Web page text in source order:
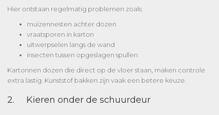
Hier ontstaan regelmatig problemen zoals:
muizennesten achter dozen
vraatsporen in karton
uitwerpselen langs de wand
insecten tussen opgeslagen spullen
Kartonnen dozen die direct op de vloer staan, maken controle
extra lastig. Kunststof bakken zijn vaak een betere keuze.
2. Kieren onder de schuurdeur